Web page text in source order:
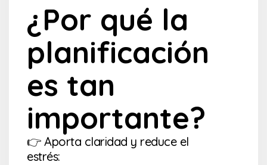
¿Por qué la
planificación
es tan
importante?
👉 Aporta claridad y reduce el
estrés: